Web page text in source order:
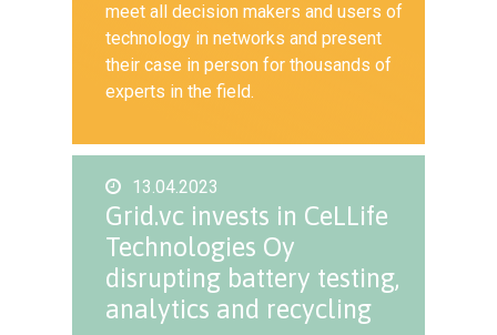
meet all decision makers and users of
technology in networks and present
their case in person for thousands of
experts in the field.
13.04.2023
Grid.vc invests in CeLLife
Technologies Oy
disrupting battery testing,
analytics and recycling